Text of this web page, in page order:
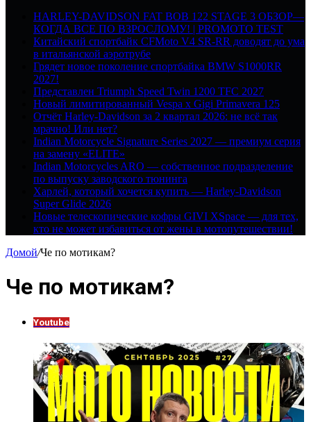
HARLEY-DAVIDSON FAT BOB 122 STAGE 3 ОБЗОР—
КОГДА ВСЕ ПО ВЗРОСЛОМУ! | PROMOTO TEST
Китайский спортбайк CFMoto V4 SR-RR доводят до ума
в итальянской аэротрубе
Грядет новое поколение спортбайка BMW S1000RR
2027!
Представлен Triumph Speed Twin 1200 TFC 2027
Новый лимитированный Vespa x Gigi Primavera 125
Отчёт Harley-Davidson за 2 квартал 2026: не всё так
мрачно! Или нет?
Indian Motorcycle Signature Series 2027 — премиум серия
на замену «ELITE»
Indian Motorcycles ARO — собственное подразделение
по выпуску заводского тюнинга
Харлей, который хочется купить — Harley-Davidson
Super Glide 2026
Новые телескопические кофры GIVI XSpace — для тех,
кто не может избавиться от жены в мотопутешествии!
Домой/Че по мотикам?
Че по мотикам?
Youtube